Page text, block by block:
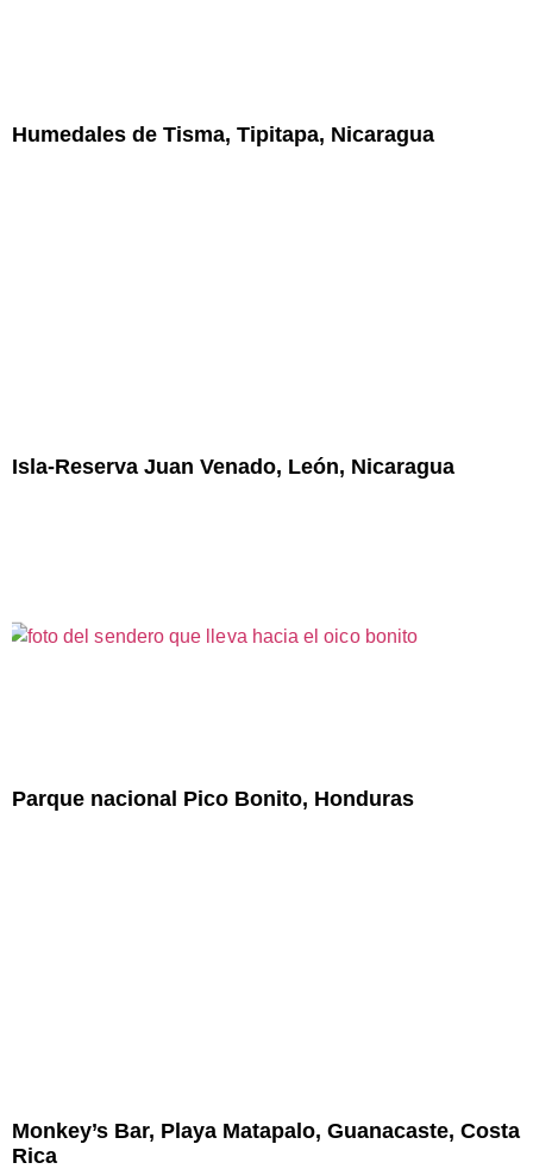
Humedales de Tisma, Tipitapa, Nicaragua
Isla-Reserva Juan Venado, León, Nicaragua
Parque nacional Pico Bonito, Honduras
Monkey’s Bar, Playa Matapalo, Guanacaste, Costa
Rica